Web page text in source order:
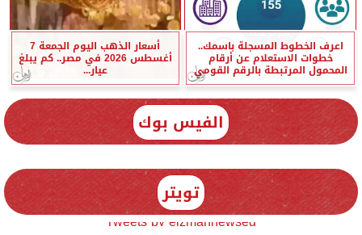
اعرف الخطوط المسجلة باسمك..
خطوات الاستعلام عن أرقام
المحمول المرتبطة بالرقم القومي
أسعار الذهب اليوم الجمعة 7
أغسطس 2026 في مصر.. كم يبلغ
عيار...
الفيس بوك
تويتر
Tweets by elzmannewseg